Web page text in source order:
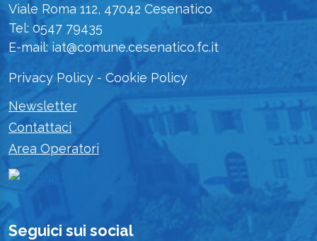
Viale Roma 112, 47042 Cesenatico
Tel: 0547 79435
E-mail: iat@comune.cesenatico.fc.it
Privacy Policy - Cookie Policy
Newsletter
Contattaci
Area Operatori
Seguici sui social